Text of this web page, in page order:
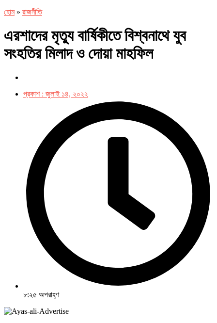
হোম» রাজনীতি
এরশাদের মৃত্যু বার্ষিকীতে বিশ্বনাথে যুব
সংহতির মিলাদ ও দোয়া মাহফিল
প্রকাশ : জুলাই ১৪, ২০২২
৮:২৫ অপরাহ্ণ